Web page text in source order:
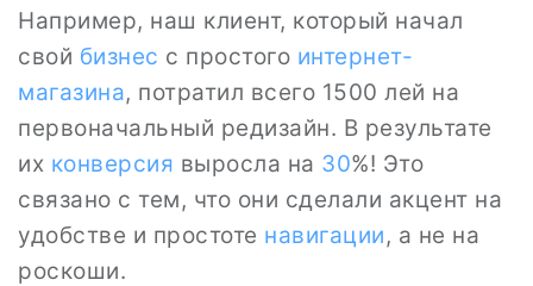
Например, наш клиент, который начал
свой бизнес с простого интернет-
магазина, потратил всего 1500 лей на
первоначальный редизайн. В результате
их конверсия выросла на 30%! Это
связано с тем, что они сделали акцент на
удобстве и простоте навигации, а не на
роскоши.